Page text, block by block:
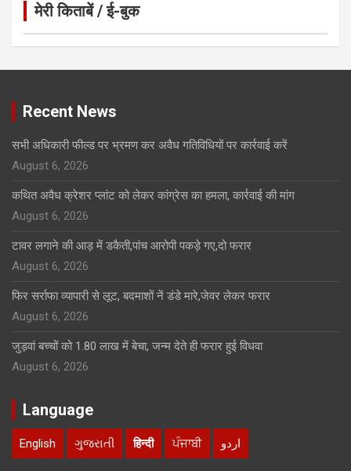
मेरी किताबें / ई-बुक
Click to Open Page
Recent News
सभी अधिकारी फील्ड पर भ्रमण कर अवैध गतिविधियों पर कार्रवाई करें
August 6, 2026
कथित अवैध क्रेशर प्लांट को लेकर कांग्रेस का हमला, कार्रवाई की मांग
August 6, 2026
टावर लगाने की आड़ में डकैती,पांच आरोपी पकड़े गए,दो फरार
August 6, 2026
फिर सर्राफा व्यापारी से लूट, बदमाशों नें डंडे मारे,जेवर लेकर फरार
August 6, 2026
जुड़वां बच्चों को 1.80 लाख में बेचा, जन्म देते ही फरार हुई विधवा
August 6, 2026
Language
English ગુજરાતી हिन्दी ਪੰਜਾਬੀ اردو